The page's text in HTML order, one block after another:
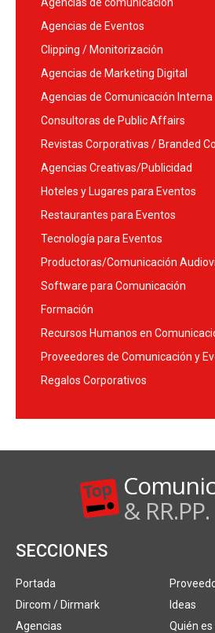
Agencias de Eventos
Clipping / Monitorización
Agencias de Marketing Digital
Agencias de Comunicación Interna
Consultoras de Public Affairs
Revistas Corporativas / Branded
Agencias Creativas/Publicidad
Hoteles y Lugares para Eventos
Restaurantes para Eventos
Tecnología para Eventos
Productoras/Comunicación
Software para Comunicación
Formación
Recursos Humanos en
Proveedores de Comunicación y
Regalos Corporativos
& RR.PP.
SECCIONES
Portada
Dircom / Dirmark
Agencias
Ideas
Quién es